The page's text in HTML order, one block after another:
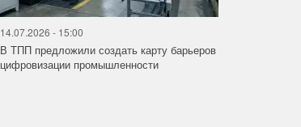
14.07.2026 - 15:00
В ТПП предложили создать карту барьеров
цифровизации промышленности